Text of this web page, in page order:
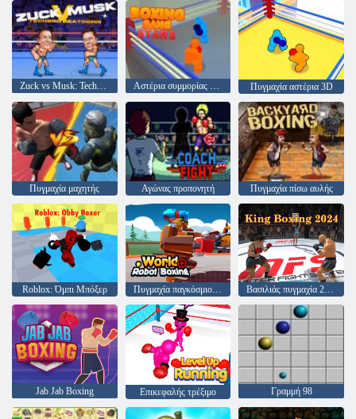
Zuck vs Musk: Techbro Beatdown Αστέρια συμμορίας πυγμαχίας Πυγμαχία αστέρια 3D
Πυγμαχία μαχητής Αγώνας προπονητή Πυγμαχία πίσω αυλής
Roblox: Όμπι Μπόξερ Πυγμαχία παγκόσμιου ρομπότ Βασιλιάς πυγμαχία 2024
Jab Jab Boxing Επικεφαλής τρέξιμο Γραμμή 98